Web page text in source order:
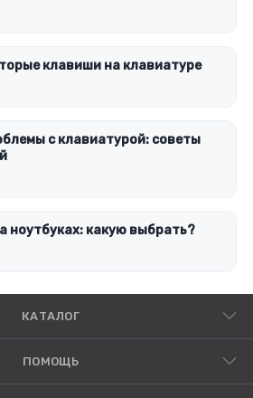
клавиши на клавиатуре
с клавиатурой: советы
ноутбуках: какую выбрать?
КАТАЛОГ
ПОМОЩЬ